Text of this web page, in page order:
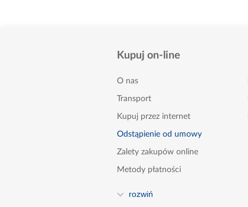
Kupuj on-line
O nas
Transport
Kupuj przez internet
Odstąpienie od umowy
Zalety zakupów online
Metody płatności
rozwiń